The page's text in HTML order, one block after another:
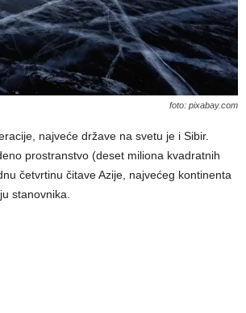
foto: pixabay.com
najveće države na svetu je i Sibir.
prostranstvo (deset miliona kvadratnih
četvrtinu čitave Azije, najvećeg kontinenta
stanovnika.